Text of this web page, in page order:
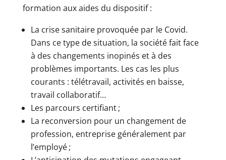
formation aux aides du dispositif :
La crise sanitaire provoquée par le Covid.
Dans ce type de situation, la société fait face
à des changements inopinés et à des
problèmes importants. Les cas les plus
courants : télétravail, activités en baisse,
travail collaboratif…
Les parcours certifiant ;
La reconversion pour un changement de
profession, entreprise généralement par
l’employé ;